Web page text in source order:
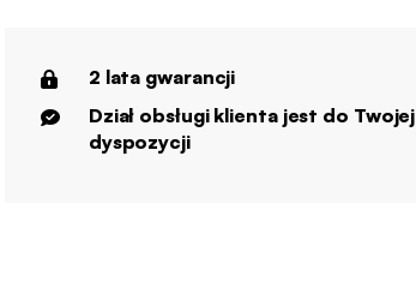
2 lata gwarancji
Dział obsługi klienta jest do Twojej
dyspozycji